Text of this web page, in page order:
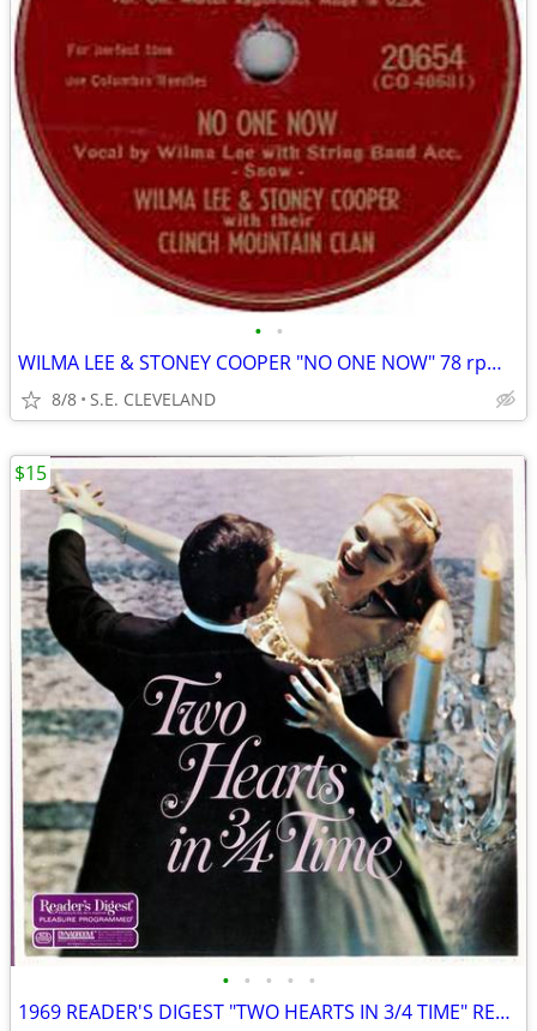
• •
WILMA LEE & STONEY COOPER "NO ONE NOW" 78 rpm RECORD
8/8 S.E. CLEVELAND
• • • • •
1969 READER'S DIGEST "TWO HEARTS IN 3/4 TIME" RECORD ALBUM LP
$15